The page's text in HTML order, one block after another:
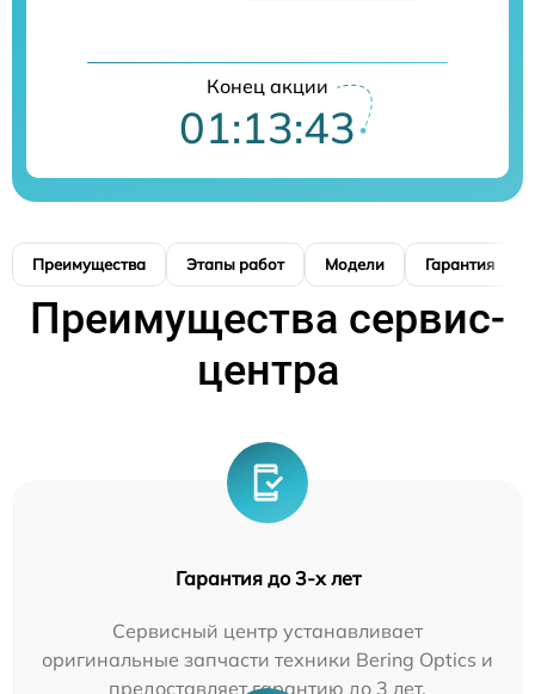
Конец акции
01:13:42
Преимущества Этапы работ Модели Гарантия
Преимущества сервис-
центра
Гарантия до 3-х лет
Сервисный центр устанавливает
оригинальные запчасти техники Bering Optics и
предоставляет гарантию до 3 лет.